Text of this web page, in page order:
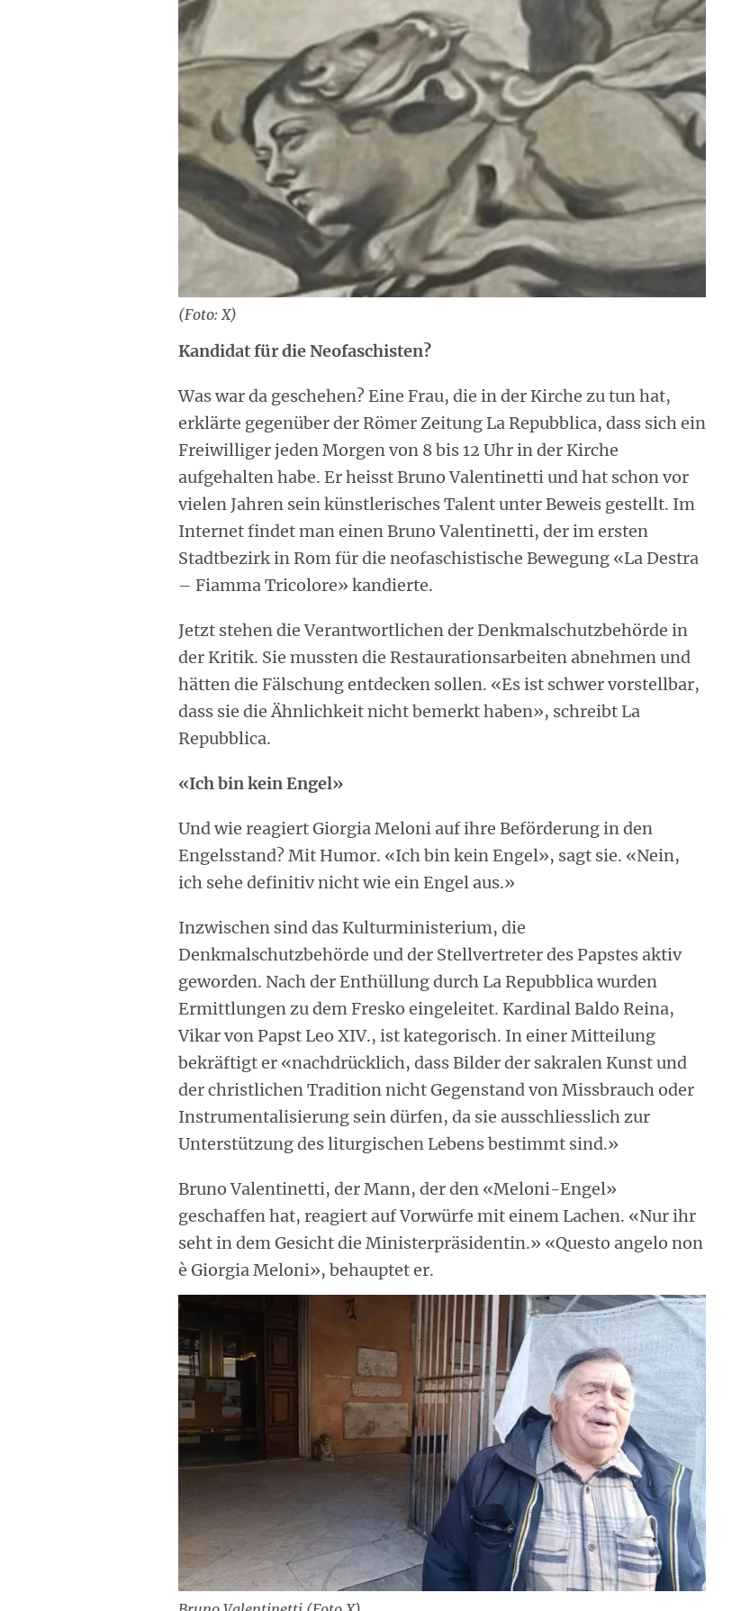
(Foto: X)
Kandidat für die Neofaschisten?
Was war da geschehen? Eine Frau, die in der Kirche zu tun hat,
erklärte gegenüber der Römer Zeitung La Repubblica, dass sich ein
Freiwilliger jeden Morgen von 8 bis 12 Uhr in der Kirche
aufgehalten habe. Er heisst Bruno Valentinetti und hat schon vor
vielen Jahren sein künstlerisches Talent unter Beweis gestellt. Im
Internet findet man einen Bruno Valentinetti, der im ersten
Stadtbezirk in Rom für die neofaschistische Bewegung «La Destra
– Fiamma Tricolore» kandierte.
Jetzt stehen die Verantwortlichen der Denkmalschutzbehörde in
der Kritik. Sie mussten die Restaurationsarbeiten abnehmen und
hätten die Fälschung entdecken sollen. «Es ist schwer vorstellbar,
dass sie die Ähnlichkeit nicht bemerkt haben», schreibt La
Repubblica.
«Ich bin kein Engel»
Und wie reagiert Giorgia Meloni auf ihre Beförderung in den
Engelsstand? Mit Humor. «Ich bin kein Engel», sagt sie. «Nein,
ich sehe definitiv nicht wie ein Engel aus.»
Inzwischen sind das Kulturministerium, die
Denkmalschutzbehörde und der Stellvertreter des Papstes aktiv
geworden. Nach der Enthüllung durch La Repubblica wurden
Ermittlungen zu dem Fresko eingeleitet. Kardinal Baldo Reina,
Vikar von Papst Leo XIV., ist kategorisch. In einer Mitteilung
bekräftigt er «nachdrücklich, dass Bilder der sakralen Kunst und
der christlichen Tradition nicht Gegenstand von Missbrauch oder
Instrumentalisierung sein dürfen, da sie ausschliesslich zur
Unterstützung des liturgischen Lebens bestimmt sind.»
Bruno Valentinetti, der Mann, der den «Meloni-Engel»
geschaffen hat, reagiert auf Vorwürfe mit einem Lachen. «Nur ihr
seht in dem Gesicht die Ministerpräsidentin.» «Questo angelo non
è Giorgia Meloni», behauptet er.